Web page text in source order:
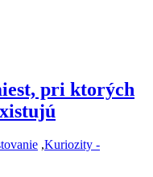
pri ktorých
,Kuriozity -